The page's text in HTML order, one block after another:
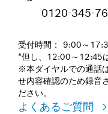
0120-345-
受付時間： 9:00～
*但し、12:00～12:45
※本ダイヤルでの通話
せ内容確認のため録音
ださい。
よくあるご質問